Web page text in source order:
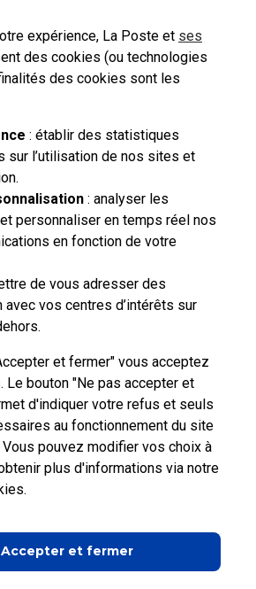
expérience, La Poste et ses
des cookies (ou technologies
des cookies sont les
: établir des statistiques
sur l’utilisation de nos sites et
: analyser les
personnaliser en temps réel nos
en fonction de votre
de vous adresser des
vos centres d’intérêts sur
et fermer" vous acceptez
Le bouton "Ne pas accepter et
d'indiquer votre refus et seuls
au fonctionnement du site
pouvez modifier vos choix à
plus d'informations via notre
.
Accepter et fermer
Modifier ma livraison
complémentaire ?
de solution parmi nos FAQs,
nous contacter ou déposer une
réclamation ?
contacter
Entreprises et Collectivités